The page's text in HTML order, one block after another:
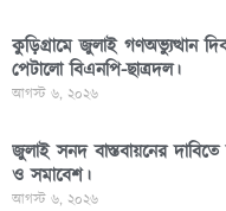
কুড়িগ্রামে জুলাই গণঅভ্যুত্থান
পেটালো বিএনপি-ছাত্রদল।
আগস্ট ৬, ২০২৬
জুলাই সনদ বাস্তবায়নের
ও সমাবেশ।
আগস্ট ৬, ২০২৬